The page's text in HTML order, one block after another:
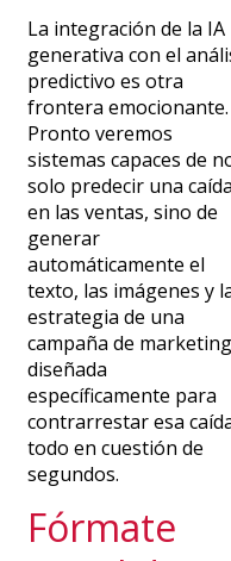
La integración de la IA
generativa con el
predictivo es otra
frontera emocionante.
Pronto veremos
sistemas capaces de
solo predecir una caída
en las ventas, sino de
generar
automáticamente el
texto, las imágenes y
estrategia de una
campaña de marketing
diseñada
específicamente para
contrarrestar esa
todo en cuestión de
segundos.
Fórmate